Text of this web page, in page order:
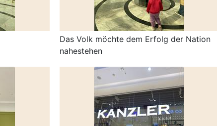
Das Volk möchte dem Erfolg der Nation
nahestehen